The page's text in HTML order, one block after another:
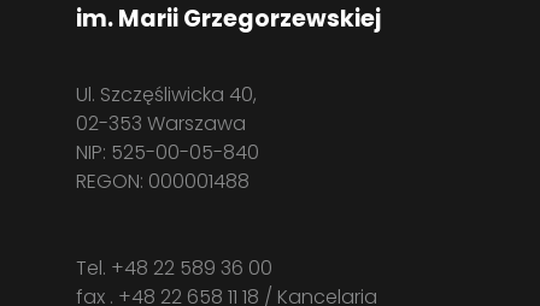
im. Marii Grzegorzewskiej
Ul. Szczęśliwicka 40,
02-353 Warszawa
NIP: 525-00-05-840
REGON: 000001488
Tel. +48 22 589 36 00
fax . +48 22 658 11 18 / Kancelaria